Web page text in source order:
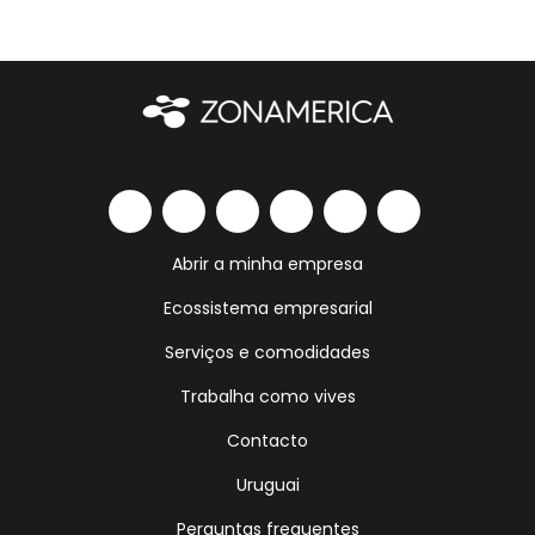
Abrir a minha empresa
Ecossistema empresarial
Serviços e comodidades
Trabalha como vives
Contacto
Uruguai
Perguntas frequentes